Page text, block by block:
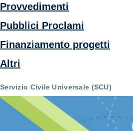
Provvedimenti
Pubblici Proclami
Finanziamento progetti
Altri
Servizio Civile Universale (SCU)